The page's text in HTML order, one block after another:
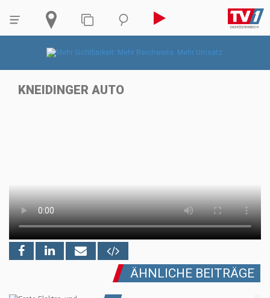
KNEIDINGER AUTO
ÄHNLICHE BEITRÄGE